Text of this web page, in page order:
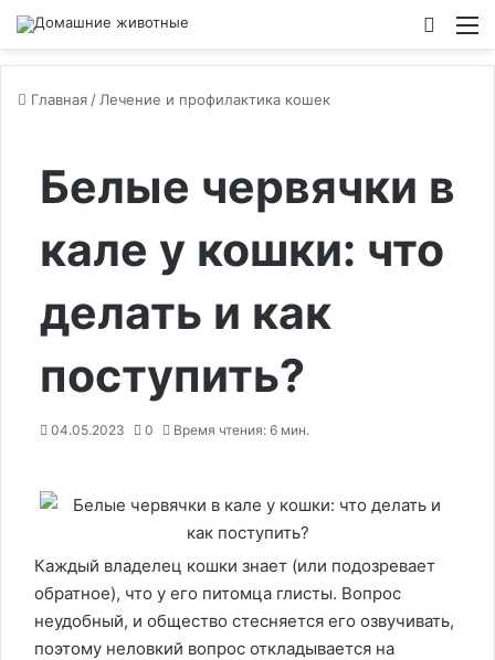
Главная / Лечение и профилактика кошек
Белые червячки в
кале у кошки: что
делать и как
поступить?
04.05.2023 0 Время чтения: 6 мин.
Каждый владелец кошки знает (или подозревает
обратное), что у его питомца глисты. Вопрос
неудобный, и общество стесняется его озвучивать,
поэтому неловкий вопрос откладывается на